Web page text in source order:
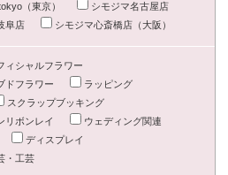
（東京）
シモジマ名古屋店
阜店
シモジマ心斎橋店（大阪）
ィシャルフラワー
ドフラワー
ラッピング
スクラップブッキング
リボンレイ
ウェディング関連
ディスプレイ
・工芸